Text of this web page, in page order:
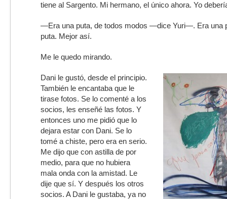
tiene al Sargento. Mi hermano, el único ahora. Yo
—Era una puta, de todos modos —dice Yuri—. Era una
puta. Mejor así.
Me le quedo mirando.
Dani le gustó, desde el principio.
También le encantaba que le
tirase fotos. Se lo comenté a los
socios, les enseñé las fotos. Y
entonces uno me pidió que lo
dejara estar con Dani. Se lo
tomé a chiste, pero era en serio.
Me dijo que con astilla de por
medio, para que no hubiera
mala onda con la amistad. Le
dije que sí. Y después los otros
socios. A Dani le gustaba, ya no